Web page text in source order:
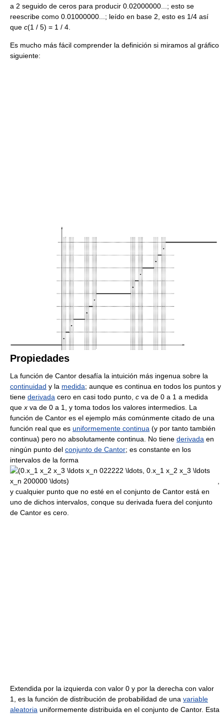
a 2 seguido de ceros para producir 0.02000000...; esto se
reescribe como 0.01000000...; leído en base 2, esto es 1/4 así
que c(1 / 5) = 1 / 4
Es mucho más fácil comprender la definición si miramos al gráfico
siguiente:
Propiedades
La función de Cantor desafía la intuición más ingenua sobre la
continuidad y la medida; aunque es continua en todos los puntos y
tiene derivada cero en casi todo punto, c va de 0 a 1 a medida
que x va de 0 a 1, y toma todos los valores intermedios. La
función de Cantor es el ejemplo más comúnmente citado de una
función real que es uniformemente continua (y por tanto también
continua) pero no absolutamente continua. No tiene derivada en
ningún punto del conjunto de Cantor; es constante en los
intervalos de la forma
y cualquier punto que no esté en el conjunto de Cantor está en
uno de dichos intervalos, conque su derivada fuera del conjunto
de Cantor es cero.
Extendida por la izquierda con valor 0 y por la derecha con valor
1, es la función de distribución de probabilidad de una variable
aleatoria uniformemente distribuida en el conjunto de Cantor. Esta